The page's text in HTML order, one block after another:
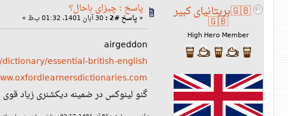
🇬🇧بریتانیای کبیر
🇬🇧
High Hero Member
پاسخ : چیزای باحال؟
« پاسخ #2 :
airgeddon
essential-british-english/
گنو لینوکس در ضمینه دیکشنری زیاد قوی